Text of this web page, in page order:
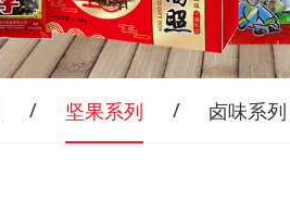
坚果系列 卤味系列